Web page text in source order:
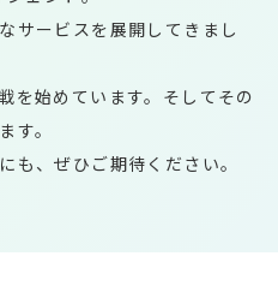
サービスを展開してきまし
を始めています。そしてその
す。
も、ぜひご期待ください。